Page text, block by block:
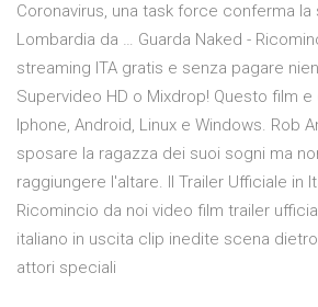
Coronavirus, una task force conferma la
Lombardia da … Guarda Naked -
streaming ITA gratis e senza pagare
Supervideo HD o Mixdrop! Questo film
Iphone, Android, Linux e Windows. Rob
sposare la ragazza dei suoi sogni ma
raggiungere l'altare. Il Trailer Ufficiale in
Ricomincio da noi video film trailer
italiano in uscita clip inedite scena
attori speciali